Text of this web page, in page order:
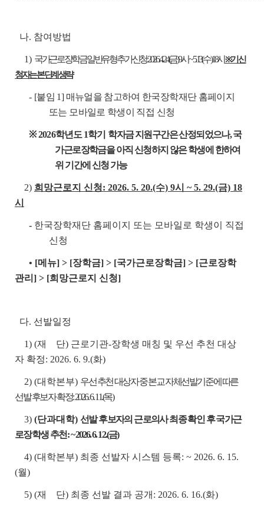
나. 참여방법
1) 국가근로장학금 일반유형 추가신청: 2026. 4. 24.(금) 9시 ~ 5. 13.(수) 18시 ※ 기 신
청자는 본 단계 생략
- [붙임 1] 매뉴얼을 참고하여 한국장학재단 홈페이지
또는 모바일로 학생이 직접 신청
※ 2026학년도 1학기 학자금 지원구간은 산정되었으나, 국
가근로장학금을 아직 신청하지 않은 학생에 한하여
위 기간에 신청 가능
2) 희망근로지 신청: 2026. 5. 20.(수) 9시 ~ 5. 29.(금) 18
시
- 한국장학재단 홈페이지 또는 모바일로 학생이 직접
신청
• [메뉴] > [장학금] > [국가근로장학금] > [근로장학
관리] > [희망근로지 신청]
다. 선발일정
1) (재 단) 근로기관-장학생 매칭 및 우선 추천 대상
자 확정: 2026. 6. 9.(화)
2) (대학본부) 우선 추천 대상자 중 본교 자체선발기준에 따른
선발 후보자 확정: 2026. 6. 11.(목)
3) (단과대학) 선발 후보자의 근로의사 최종 확인 후 국가근
로장학생 추천:~ 2026. 6. 12.(금)
4) (대학본부) 최종 선발자 시스템 등록: ~ 2026. 6. 15.
(월)
5) (재 단) 최종 선발 결과 공개: 2026. 6. 16.(화)